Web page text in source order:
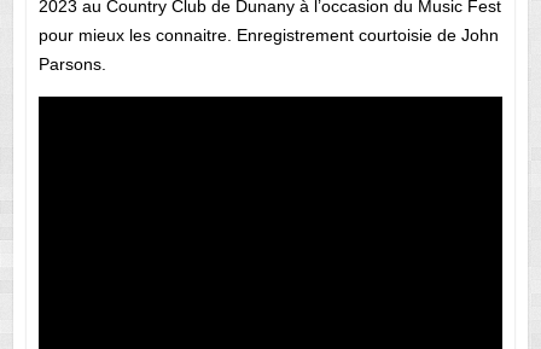
2023 au Country Club de Dunany à l’occasion du Music Fest
pour mieux les connaitre. Enregistrement courtoisie de John
Parsons.